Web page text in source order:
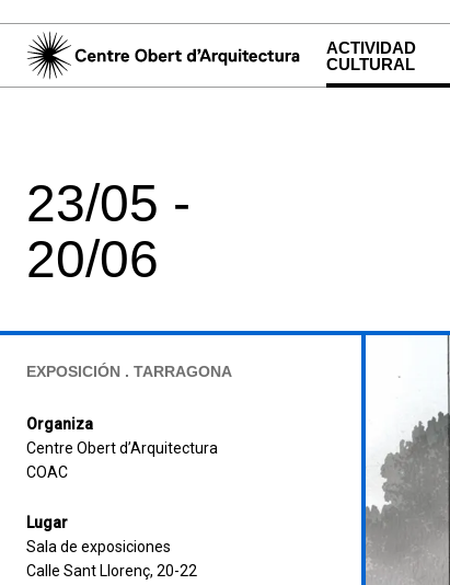
ACTIVIDAD
CULTURAL
23/05 -
20/06
EXPOSICIÓN . TARRAGONA
Organiza
Centre Obert d’Arquitectura
COAC
Lugar
Sala de exposiciones
Calle Sant Llorenç, 20-22